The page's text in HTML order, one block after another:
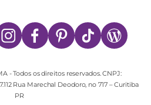
- Todos os direitos reservados. CNPJ:
Rua Marechal Deodoro, no 717 – Curitiba
PR